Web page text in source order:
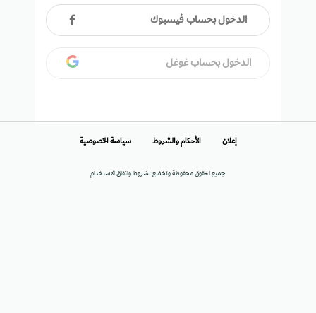
الدخول بحساب فيسبوك
الدخول بحساب غوغل
جميع الحقوق محفوظة وتخضع لشروط واتفاق الاستخدام
إعلان الأحكام والشروط سياسة الخصوصية